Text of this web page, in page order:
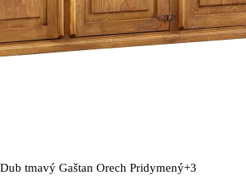
Dub tmavý Gaštan Orech Pridymený+3